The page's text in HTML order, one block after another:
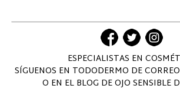
ESPECIALISTAS EN
SÍGUENOS EN TODODERMO DE
O EN EL BLOG DE OJO SENSIBLE